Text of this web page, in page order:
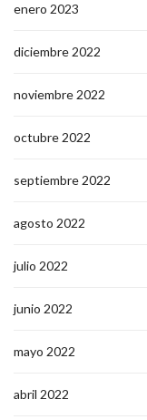
enero 2023
diciembre 2022
noviembre 2022
octubre 2022
septiembre 2022
agosto 2022
julio 2022
junio 2022
mayo 2022
abril 2022